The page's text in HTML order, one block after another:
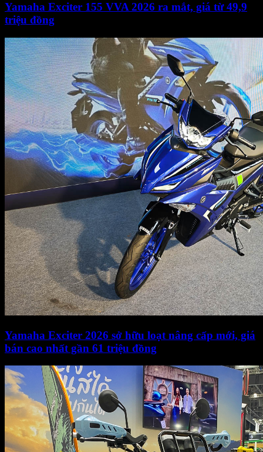
Yamaha Exciter 155 VVA 2026 ra mắt, giá từ 49,9
triệu đồng
Yamaha Exciter 2026 sở hữu loạt nâng cấp mới, giá
bán cao nhất gần 61 triệu đồng